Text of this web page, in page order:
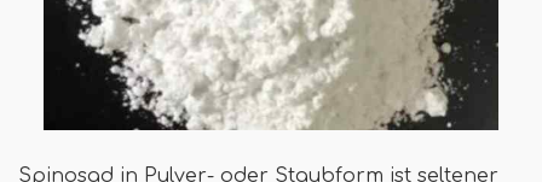
Spinosad in Pulver- oder Staubform ist seltener